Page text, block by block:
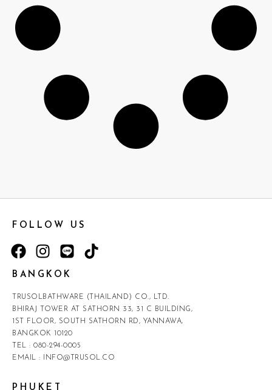
FOLLOW US
BANGKOK
TRUSOLBATHWARE (THAILAND) CO., LTD.
BHIRAJ TOWER AT SATHORN 33, 31 C BUILDING,
1ST FLOOR, SOUTH SATHORN RD, YANNAWA,
BANGKOK 10120
TEL : 080-294-0005
EMAIL :
INFO@TRUSOL.CO
PHUKET